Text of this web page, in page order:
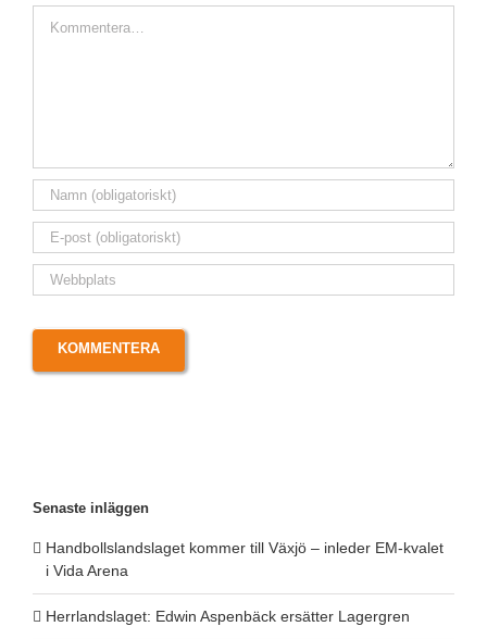
Senaste inläggen
Handbollslandslaget kommer till Växjö – inleder EM-kvalet
i Vida Arena
Herrlandslaget: Edwin Aspenbäck ersätter Lagergren